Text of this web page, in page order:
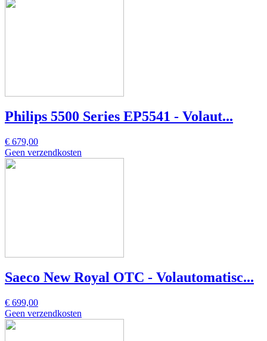
Philips 5500 Series EP5541 - Volaut...
€ 679,00
Geen verzendkosten
Saeco New Royal OTC - Volautomatisc...
€ 699,00
Geen verzendkosten